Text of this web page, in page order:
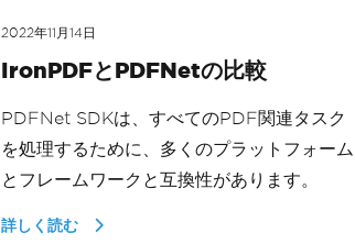
2022年11月14日
IronPDFとPDFNetの比較
PDFNet SDKは、すべてのPDF関連タスク
を処理するために、多くのプラットフォーム
とフレームワークと互換性があります。
詳しく読む